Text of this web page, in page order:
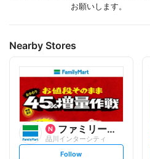
お願いします。
Nearby Stores
ファミリーマート
品川インターシティ
s
Follow